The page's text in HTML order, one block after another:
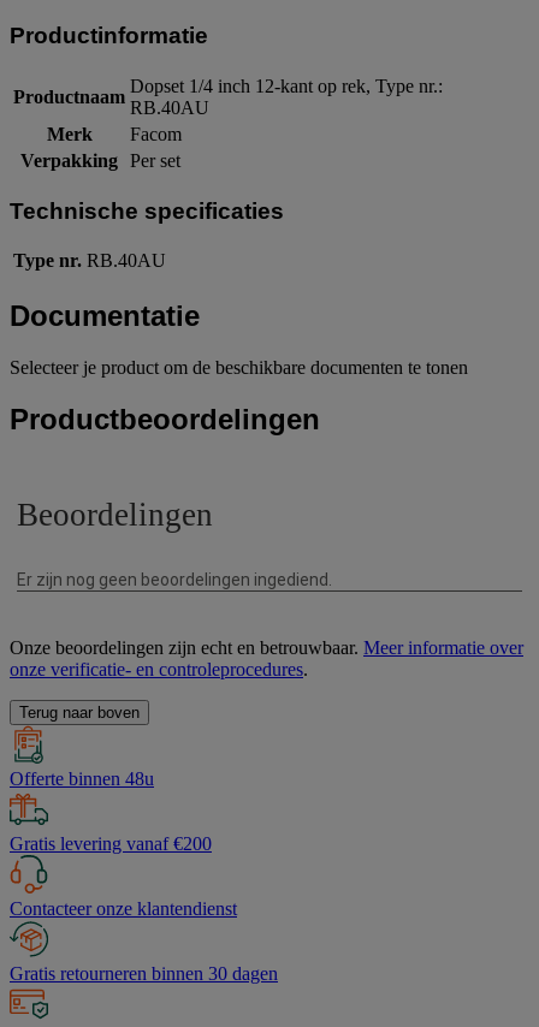
Productinformatie
Productnaam
Dopset 1/4 inch 12-kant op rek, Type nr.:
RB.40AU
Merk
Facom
Verpakking Per set
Technische specificaties
Type nr. RB.40AU
Documentatie
Selecteer je product om de beschikbare documenten te tonen
Productbeoordelingen
Onze beoordelingen zijn echt en betrouwbaar. Meer informatie over
onze verificatie- en controleprocedures.
Terug naar boven
Offerte binnen 48u
Gratis levering vanaf €200
Contacteer onze klantendienst
Gratis retourneren binnen 30 dagen